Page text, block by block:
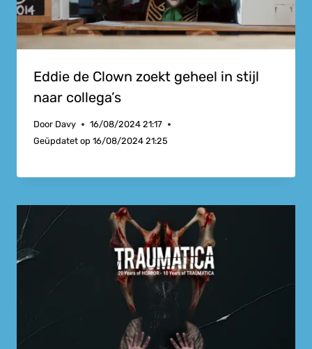
Eddie de Clown zoekt geheel in stijl
naar collega’s
Door Davy
16/08/2024 21:17
Geüpdatet op 16/08/2024 21:25